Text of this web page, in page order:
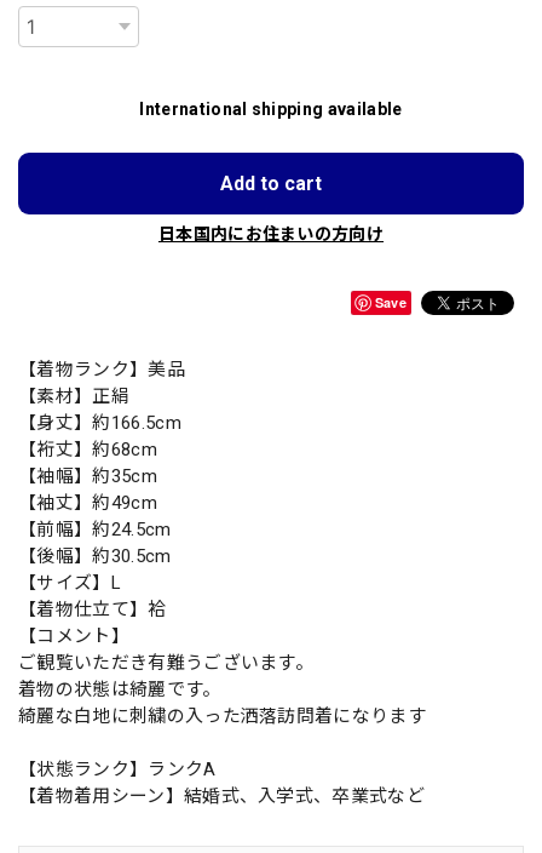
International shipping available
Add to cart
日本国内にお住まいの方向け
Save
【着物ランク】美品
【素材】正絹
【身丈】約166.5cm
【裄丈】約68cm
【袖幅】約35cm
【袖丈】約49cm
【前幅】約24.5cm
【後幅】約30.5cm
【サイズ】L
【着物仕立て】袷
【コメント】
ご観覧いただき有難うございます。
着物の状態は綺麗です。
綺麗な白地に刺繍の入った洒落訪問着になります
【状態ランク】ランクA
【着物着用シーン】結婚式、入学式、卒業式など